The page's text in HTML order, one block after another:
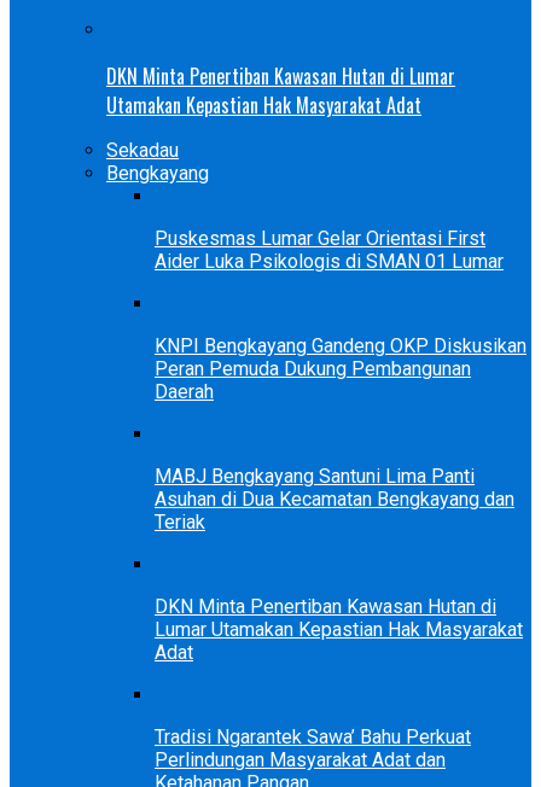
DKN Minta Penertiban Kawasan Hutan di Lumar
Utamakan Kepastian Hak Masyarakat Adat
Sekadau
Bengkayang
Puskesmas Lumar Gelar Orientasi First
Aider Luka Psikologis di SMAN 01 Lumar
KNPI Bengkayang Gandeng OKP Diskusikan
Peran Pemuda Dukung Pembangunan
Daerah
MABJ Bengkayang Santuni Lima Panti
Asuhan di Dua Kecamatan Bengkayang dan
Teriak
DKN Minta Penertiban Kawasan Hutan di
Lumar Utamakan Kepastian Hak Masyarakat
Adat
Tradisi Ngarantek Sawa’ Bahu Perkuat
Perlindungan Masyarakat Adat dan